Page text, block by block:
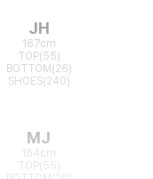
JH
167cm
TOP(55)
BOTTOM(26)
SHOES(240)
MJ
164cm
TOP(55)